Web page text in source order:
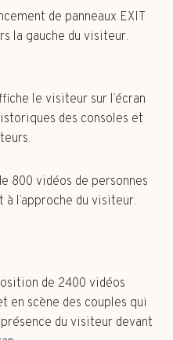
de panneaux EXIT
la gauche du visiteur.
le visiteur sur l’écran
des consoles et
800 vidéos de personnes
l’approche du visiteur.
de 2400 vidéos
en scène des couples qui
présence du visiteur devant